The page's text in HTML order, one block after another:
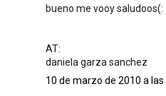
bueno me vooy saludoos(:
AT:
daniela garza sanchez
10 de marzo de 2010 a las